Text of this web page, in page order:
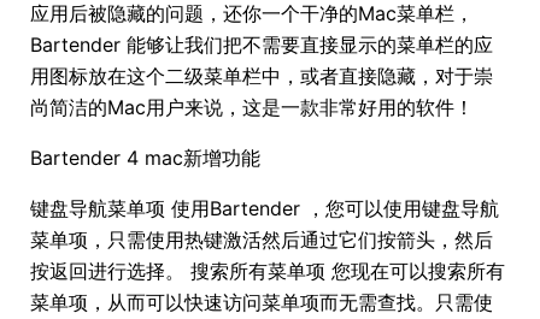
应用后被隐藏的问题，还你一个干净的Mac菜单栏，
Bartender 能够让我们把不需要直接显示的菜单栏的应
用图标放在这个二级菜单栏中，或者直接隐藏，对于崇
尚简洁的Mac用户来说，这是一款非常好用的软件！
Bartender 4 mac新增功能
键盘导航菜单项 使用Bartender ，您可以使用键盘导航
菜单项，只需使用热键激活然后通过它们按箭头，然后
按返回进行选择。 搜索所有菜单项 您现在可以搜索所有
菜单项，从而可以快速访问菜单项而无需查找。只需使